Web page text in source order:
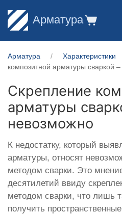
Арматура
Арматура Характеристики
композитной арматуры сваркой
Скрепление
арматуры
невозможно
К недостатку, который
арматуры, относят
методом сварки. Это
десятилетий ввиду
методом сварки, что лишь
получить